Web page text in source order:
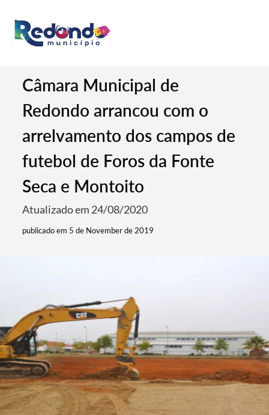
Câmara Municipal de
Redondo arrancou com o
arrelvamento dos campos de
futebol de Foros da Fonte
Seca e Montoito
Atualizado em 24/08/2020
publicado em 5 de November de 2019